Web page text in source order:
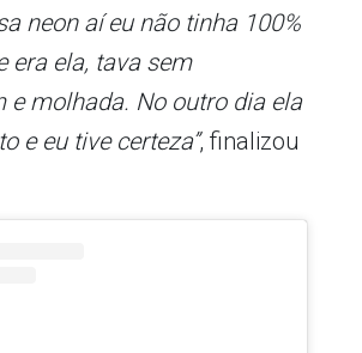
neon aí eu não tinha 100%
era ela, tava sem
e molhada. No outro dia ela
e eu tive certeza”, finalizou